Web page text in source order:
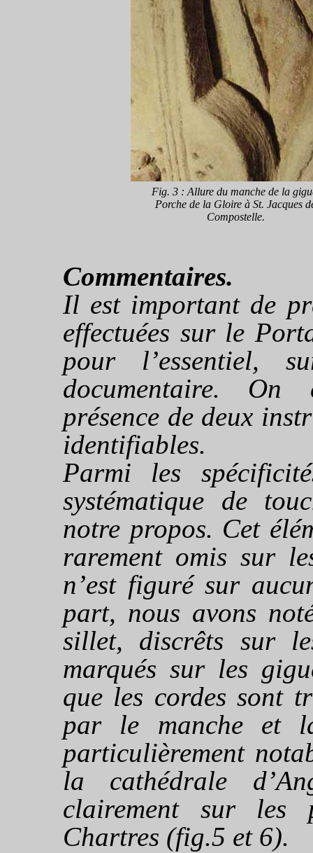
Fig. 3 : Allure du manche de la
Porche de la Gloire à St. Jacques
Compostelle.
Commentaires.
Il est important de
effectuées sur le
pour l’essentiel,
documentaire. On
présence de deux
identifiables.
Parmi les
systématique de
notre propos. Cet
rarement omis sur
n’est figuré sur
part, nous avons
sillet, discrêts sur
marqués sur les
que les cordes sont
par le manche et
particulièrement
la cathédrale
clairement sur les
Chartres (fig.5 et 6).